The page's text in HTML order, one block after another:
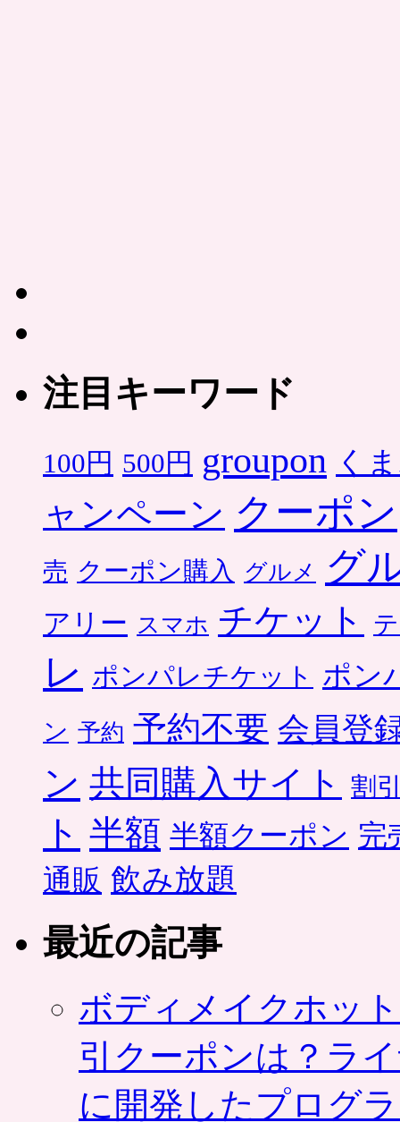
注目キーワード
100円 500円 groupon く
ャンペーン クーポン
売 クーポン購入 グルメ グ
アリー スマホ チケット
レ ポンパレチケット ポン
ン 予約 予約不要 会員登
ン 共同購入サイト 割
ト 半額 半額クーポン 完
通販 飲み放題
最近の記事
ボディメイクホッ
引クーポンは？ラ
に開発したプログ